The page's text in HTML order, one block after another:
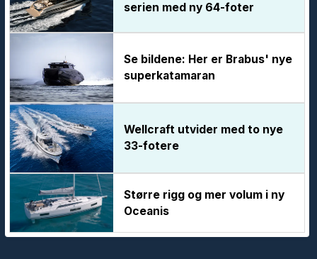
serien med ny 64-foter
Se bildene: Her er Brabus' nye
superkatamaran
Wellcraft utvider med to nye
33-fotere
Større rigg og mer volum i ny
Oceanis